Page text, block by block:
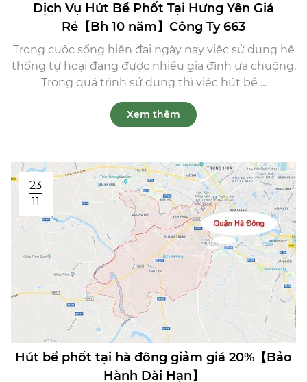
Dịch Vụ Hút Bể Phốt Tại Hưng Yên Giá
Rẻ【Bh 10 năm】Công Ty 663
Trong cuộc sống hiện đại ngày nay việc sử dụng hệ
thống tự hoại đang được nhiều gia đình ưa chuộng.
Trong quá trình sử dụng thì việc hút bể ...
Xem thêm
23
11
Hút bể phốt tại hà đông giảm giá 20%【Bảo
Hành Dài Hạn】